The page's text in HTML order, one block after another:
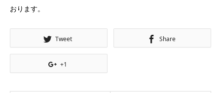
おります。
Tweet Share
+1